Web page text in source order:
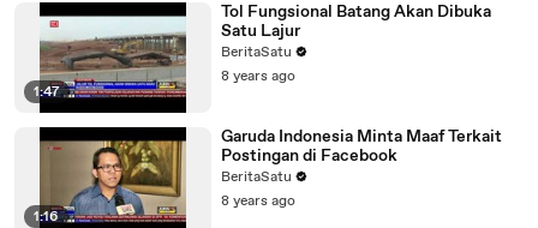
1:47
Tol Fungsional Batang Akan Dibuka
Satu Lajur
BeritaSatu
8 years ago
1:16
Garuda Indonesia Minta Maaf Terkait
Postingan di Facebook
BeritaSatu
8 years ago